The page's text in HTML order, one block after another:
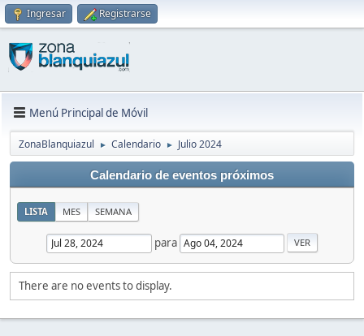
Ingresar Registrarse
Menú Principal de Móvil
ZonaBlanquiazul ► Calendario ► Julio 2024
Calendario de eventos próximos
LISTA MES SEMANA
para
There are no events to display.